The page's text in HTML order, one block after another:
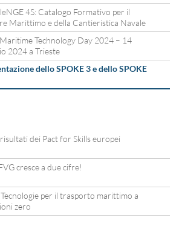
4S: Catalogo Formativo per il
Marittimo e della Cantieristica Navale
Technology Day 2024 – 14
2024 a Trieste
dello SPOKE 3 e dello SPOKE
dei Pact for Skills europei
cresce a due cifre!
Tecnologie per il trasporto marittimo a
zero